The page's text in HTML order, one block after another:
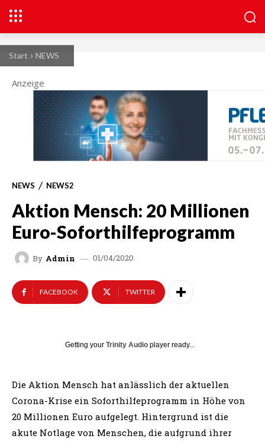
Start NEWS
Anzeige
NEWS NEWS2
Aktion Mensch: 20 Millionen
Euro-Soforthilfeprogramm
By Admin 01/04/2020
FACEBOOK TWITTER
Getting your Trinity Audio player ready...
Die Aktion Mensch hat anlässlich der aktuellen
Corona-Krise ein Soforthilfeprogramm in Höhe von
20 Millionen Euro aufgelegt. Hintergrund ist die
akute Notlage von Menschen, die aufgrund ihrer